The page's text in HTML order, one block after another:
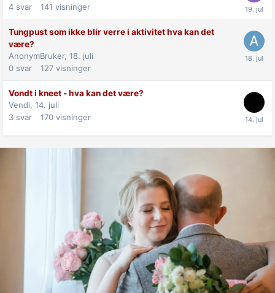
4 svar 141 visninger
Tungpust som ikke blir verre i aktivitet hva kan det
være?
AnonymBruker, 18. juli
0 svar 127 visninger
Vondt i kneet - hva kan det være?
Vendi, 14. juli
3 svar 170 visninger